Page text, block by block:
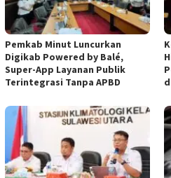
Pemkab Minut Luncurkan
Digikab Powered by Balé,
Super-App Layanan Publik
Terintegrasi Tanpa APBD